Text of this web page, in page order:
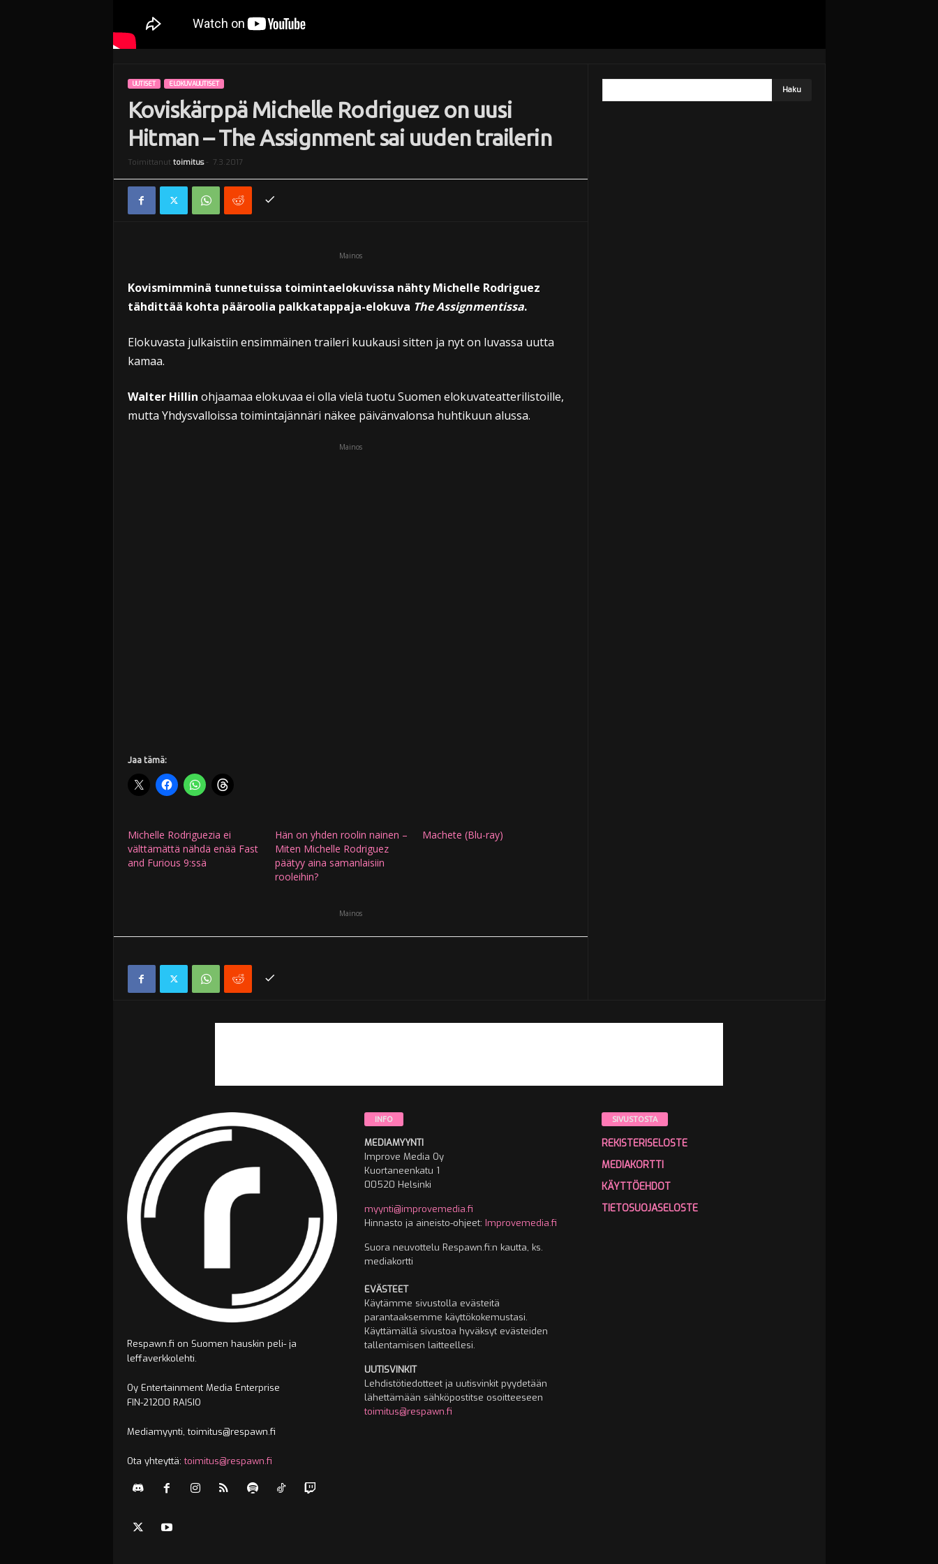
UUTISET ELOKUVAUUTISET
Koviskärppä Michelle Rodriguez on uusi
Hitman – The Assignment sai uuden trailerin
Toimittanut toimitus- 7.3.2017
Mainos
Kovismimminä tunnetuissa toimintaelokuvissa nähty Michelle Rodriguez
tähdittää kohta pääroolia palkkatappaja-elokuva The Assignmentissa.
Elokuvasta julkaistiin ensimmäinen traileri kuukausi sitten ja nyt on luvassa uutta
kamaa.
Walter Hillin ohjaamaa elokuvaa ei olla vielä tuotu Suomen elokuvateatterilistoille,
mutta Yhdysvalloissa toimintajännäri näkee päivänvalonsa huhtikuun alussa.
Mainos
Jaa tämä:
Michelle Rodriguezia ei
välttämättä nähdä enää Fast
and Furious 9:ssä
Hän on yhden roolin nainen –
Miten Michelle Rodriguez
päätyy aina samanlaisiin
rooleihin?
Machete (Blu-ray)
Mainos
Respawn.fi on Suomen hauskin peli- ja
leffaverkkolehti.
Oy Entertainment Media Enterprise
FIN-21200 RAISIO
Mediamyynti, toimitus@respawn.fi
Ota yhteyttä:toimitus@respawn.fi
INFO
MEDIAMYYNTI
Improve Media Oy
Kuortaneenkatu 1
00520 Helsinki
myynti@improvemedia.fi
Hinnasto ja aineisto-ohjeet: Improvemedia.fi
Suora neuvottelu Respawn.fi:n kautta, ks.
mediakortti
EVÄSTEET
Käytämme sivustolla evästeitä
parantaaksemme käyttökokemustasi.
Käyttämällä sivustoa hyväksyt evästeiden
tallentamisen laitteellesi.
UUTISVINKIT
Lehdistötiedotteet ja uutisvinkit pyydetään
lähettämään sähköpostitse osoitteeseen
toimitus@respawn.fi
SIVUSTOSTA
REKISTERISELOSTE
MEDIAKORTTI
KÄYTTÖEHDOT
TIETOSUOJASELOSTE